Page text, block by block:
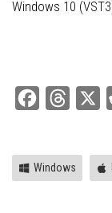
Windows 10
FacebookThreads
Windows